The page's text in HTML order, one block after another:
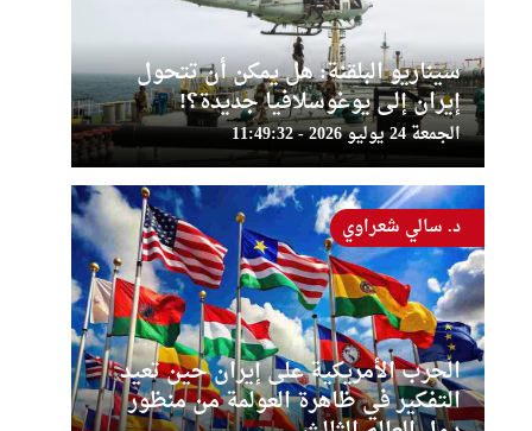
سيناريو البلقنة: هل يمكن أن تتحول
إيران إلى يوغوسلافيا جديدة؟!
الجمعة 24 يوليو 2026 - 11:49:32
الحرب الأمريكية على إيران حين تعيد
التفكير في ظاهرة العولمة من منظور
د. سالي شعراوي